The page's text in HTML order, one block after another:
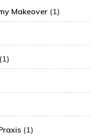
Makeover (1)
(1)
(1)